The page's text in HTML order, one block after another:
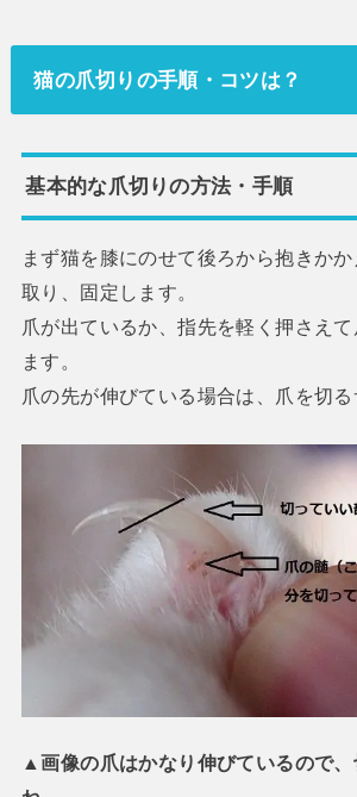
猫の爪切りの手順・コツは？
基本的な爪切りの方法・手順
まず猫を膝にのせて後ろから抱きか
取り、固定します。
爪が出ているか、指先を軽く押さえ
ます。
爪の先が伸びている場合は、爪を切る
▲画像の爪はかなり伸びているので